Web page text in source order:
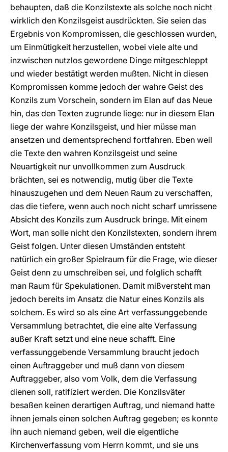
behaupten, daß die Konzilstexte als solche noch nicht
wirklich den Konzilsgeist ausdrückten. Sie seien das
Ergebnis von Kompromissen, die geschlossen wurden,
um Einmütigkeit herzustellen, wobei viele alte und
inzwischen nutzlos gewordene Dinge mitgeschleppt
und wieder bestätigt werden mußten. Nicht in diesen
Kompromissen komme jedoch der wahre Geist des
Konzils zum Vorschein, sondern im Elan auf das Neue
hin, das den Texten zugrunde liege: nur in diesem Elan
liege der wahre Konzilsgeist, und hier müsse man
ansetzen und dementsprechend fortfahren. Eben weil
die Texte den wahren Konzilsgeist und seine
Neuartigkeit nur unvollkommen zum Ausdruck
brächten, sei es notwendig, mutig über die Texte
hinauszugehen und dem Neuen Raum zu verschaffen,
das die tiefere, wenn auch noch nicht scharf umrissene
Absicht des Konzils zum Ausdruck bringe. Mit einem
Wort, man solle nicht den Konzilstexten, sondern ihrem
Geist folgen. Unter diesen Umständen entsteht
natürlich ein großer Spielraum für die Frage, wie dieser
Geist denn zu umschreiben sei, und folglich schafft
man Raum für Spekulationen. Damit mißversteht man
jedoch bereits im Ansatz die Natur eines Konzils als
solchem. Es wird so als eine Art verfassunggebende
Versammlung betrachtet, die eine alte Verfassung
außer Kraft setzt und eine neue schafft. Eine
verfassunggebende Versammlung braucht jedoch
einen Auftraggeber und muß dann von diesem
Auftraggeber, also vom Volk, dem die Verfassung
dienen soll, ratifiziert werden. Die Konzilsväter
besaßen keinen derartigen Auftrag, und niemand hatte
ihnen jemals einen solchen Auftrag gegeben; es konnte
ihn auch niemand geben, weil die eigentliche
Kirchenverfassung vom Herrn kommt, und sie uns